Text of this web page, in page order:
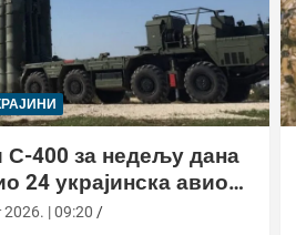
С-400 за недељу дана
24 украјинска авиона
заседе
2026. | 09:20